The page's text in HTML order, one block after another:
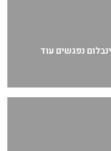
נפגשים עוד